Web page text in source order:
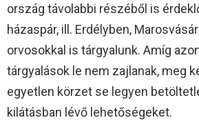
ország távolabbi részéből is
házaspár, ill. Erdélyben,
orvosokkal is tárgyalunk. Amíg
tárgyalások le nem zajlanak, meg
egyetlen körzet se legyen
kilátásban lévő lehetőségeket.